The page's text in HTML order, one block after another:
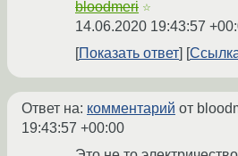
bloodmeri ☆
14.06.2020 19:43:57
Показать ответ
Ответ на: комментарий от
19:43:57 +00:00